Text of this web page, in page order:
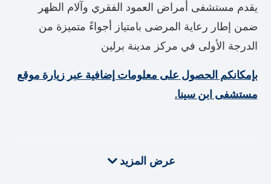
يقدم مستشفى أمراض العمود الفقري وآلام الظهر
ضمن إطار رعاية المرضى بامتياز أجواءً متميزة من
الدرجة الأولى في مركز مدينة برلين
بإمكانكم الحصول على معلومات إضافية عبر زيارة موقع
مستشفى ابن سينا.
عرض المزيد